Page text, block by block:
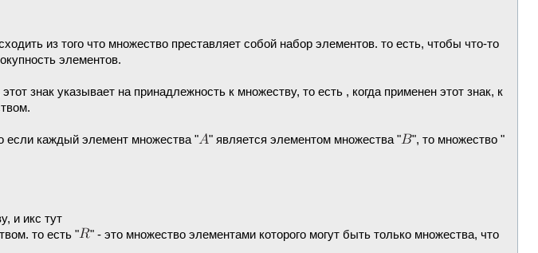
из того что множество преставляет собой набор элементов. то есть, чтобы что-то
элементов.
этот знак указывает на принадлежность к множеству, то есть , когда применен этот знак, к
если каждый элемент множества " " является элементом множества "
", то множество "
и икс тут
то есть "
" - это множество элементами которого могут быть только множества, что